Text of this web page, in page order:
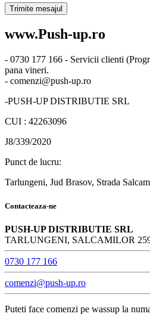
Trimite mesajul
www.Push-up.ro
- 0730 177 166 - Servicii clienti
pana vineri.
- comenzi@push-up.ro
-PUSH-UP DISTRIBUTIE SRL
CUI : 42263096
J8/339/2020
Punct de lucru:
Tarlungeni, Jud Brasov, Strada
Contacteaza-ne
PUSH-UP DISTRIBUTIE SRL
TARLUNGENI, SALCAMILOR
0730 177 166
comenzi@push-up.ro
Puteti face comenzi pe wassup la